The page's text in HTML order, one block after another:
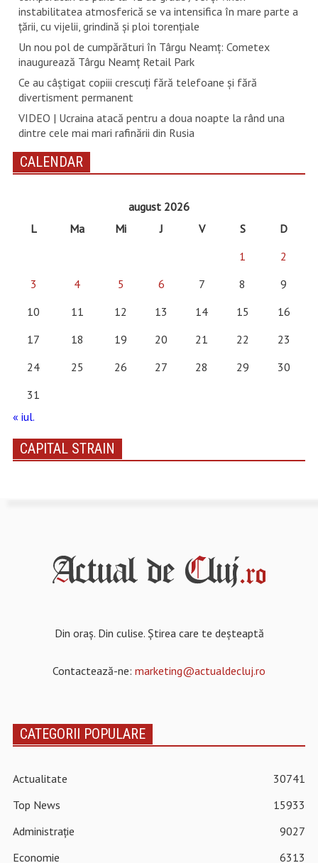
instabilitatea atmosferică se va intensifica în mare parte a
țării, cu vijelii, grindină și ploi torențiale
Un nou pol de cumpărături în Târgu Neamț: Cometex
inaugurează Târgu Neamț Retail Park
Ce au câștigat copiii crescuți fără telefoane și fără
divertisment permanent
VIDEO | Ucraina atacă pentru a doua noapte la rând una
dintre cele mai mari rafinării din Rusia
CALENDAR
august 2026
L
Ma Mi J V S
D
1
2
3
4 5 6 7 8
9
10
11 12 13 14 15
16
17
18 19 20 21 22
23
24
25 26 27 28 29
30
31
« iul.
CAPITAL STRAIN
Din oraș. Din culise. Știrea care te deșteaptă
Contactează-ne: marketing@actualdecluj.ro
CATEGORII POPULARE
Actualitate
30741
Top News
15933
Administrație
9027
Economie
6313